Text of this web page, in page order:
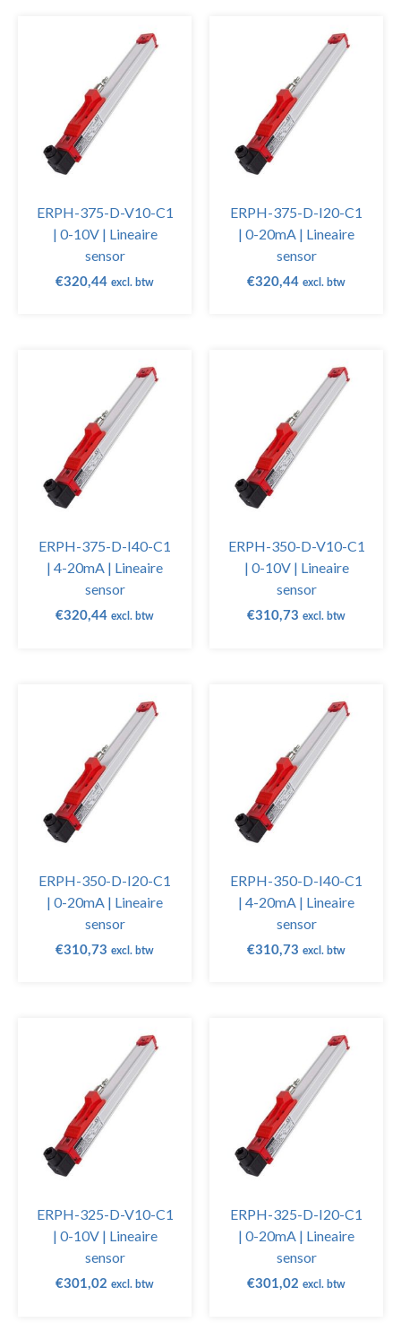
ERPH-375-D-V10-C1
| 0-10V | Lineaire
sensor
€320,44 excl. btw
ERPH-375-D-I20-C1
| 0-20mA | Lineaire
sensor
€320,44 excl. btw
ERPH-375-D-I40-C1
| 4-20mA | Lineaire
sensor
€320,44 excl. btw
ERPH-350-D-V10-C1
| 0-10V | Lineaire
sensor
€310,73 excl. btw
ERPH-350-D-I20-C1
| 0-20mA | Lineaire
sensor
€310,73 excl. btw
ERPH-350-D-I40-C1
| 4-20mA | Lineaire
sensor
€310,73 excl. btw
ERPH-325-D-V10-C1
| 0-10V | Lineaire
sensor
€301,02 excl. btw
ERPH-325-D-I20-C1
| 0-20mA | Lineaire
sensor
€301,02 excl. btw